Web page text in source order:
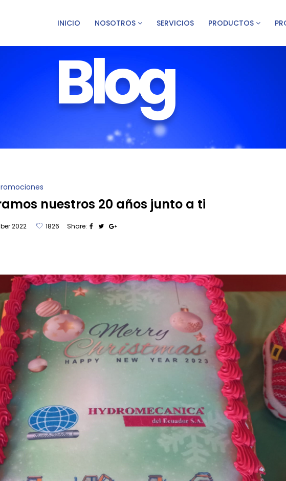
INICIO NOSOTROS SERVICIOS PRODUCTOS
Blog
nuestros 20 años junto a ti
2022 1826 Share: